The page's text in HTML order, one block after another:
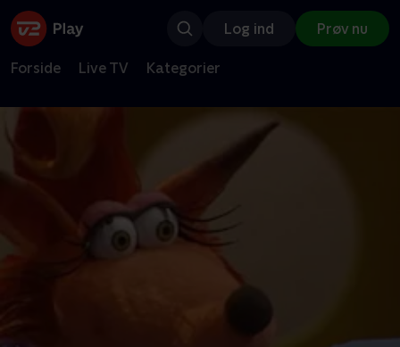
Log ind Prøv nu
Forside Live TV Kategorier